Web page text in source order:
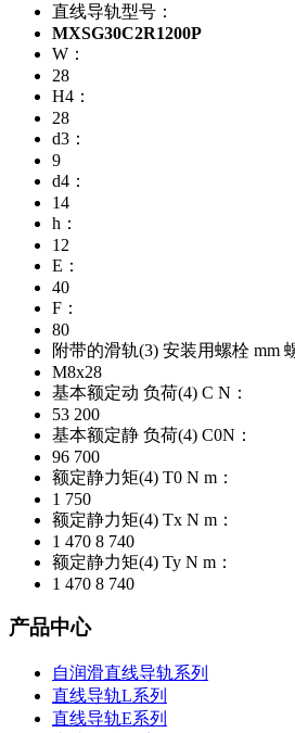
直线导轨型号：
MXSG30C2R1200P
W：
28
H4：
28
d3：
9
d4：
14
h：
12
E：
40
F：
80
附带的滑轨(3) 安装用螺栓 mm
M8x28
基本额定动 负荷(4) C N：
53 200
基本额定静 负荷(4) C0N：
96 700
额定静力矩(4) T0 N m：
1 750
额定静力矩(4) Tx N m：
1 470 8 740
额定静力矩(4) Ty N m：
1 470 8 740
产品中心
自润滑直线导轨系列
直线导轨L系列
直线导轨E系列